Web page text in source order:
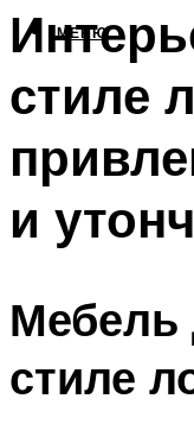
МЕНЮ
стиле
и
Мебель
стиле